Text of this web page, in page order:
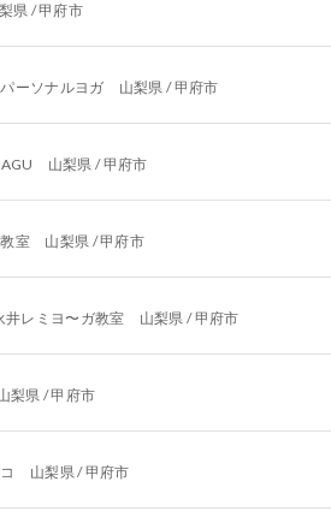
県 / 甲府市
ーソナルヨガ 山梨県 / 甲府市
山梨県 / 甲府市
室 山梨県 / 甲府市
レミヨ〜ガ教室 山梨県 / 甲府市
県 / 甲府市
山梨県 / 甲府市